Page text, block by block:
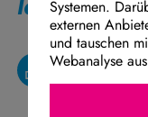
Systemen.
externen
und tauschen
Webanalyse
Facebook